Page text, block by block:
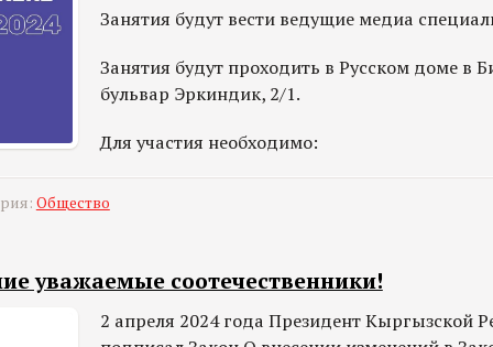
Занятия будут вести ведущие медиа
Занятия будут проходить в Русском доме в
бульвар Эркиндик, 2/1.
Для участия необходимо:
Общество
уважаемые соотечественники!
2 апреля 2024 года Президент Кыргызской